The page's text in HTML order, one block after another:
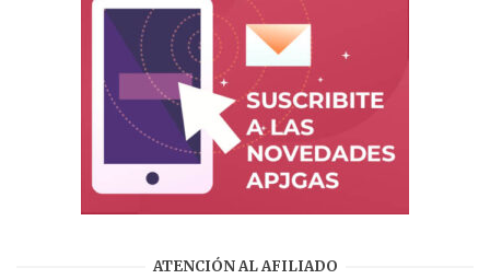
ATENCIÓN AL AFILIADO